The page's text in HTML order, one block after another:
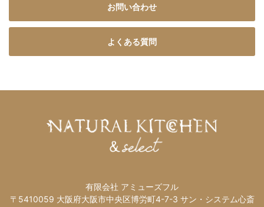
お問い合わせ
よくある質問
有限会社 アミューズフル
〒5410059 大阪府大阪市中央区博労町4-7-3 サン・システム心斎